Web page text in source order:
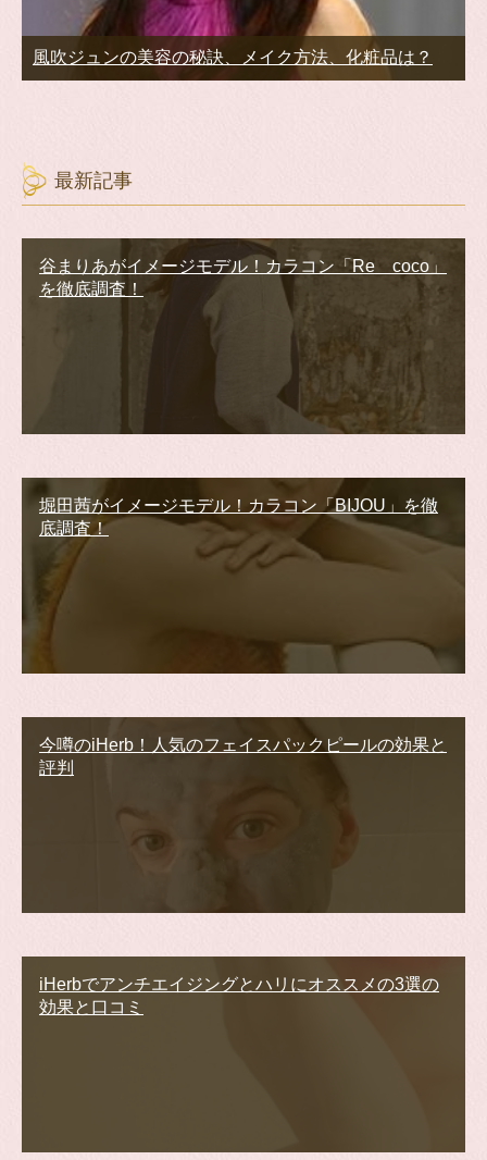
風吹ジュンの美容の秘訣、メイク方法、化粧品は？
最新記事
谷まりあがイメージモデル！カラコン「Re coco」
を徹底調査！
堀田茜がイメージモデル！カラコン「BIJOU」を徹
底調査！
今噂のiHerb！人気のフェイスパックピールの効果と
評判
iHerbでアンチエイジングとハリにオススメの3選の
効果と口コミ